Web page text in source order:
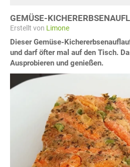
GEMÜSE-
Erstellt von Limone
Dieser Gemüse-
und darf öfter mal auf den Tisch.
Ausprobieren und genießen.